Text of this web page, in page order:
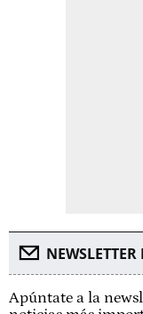
Apúntate a la